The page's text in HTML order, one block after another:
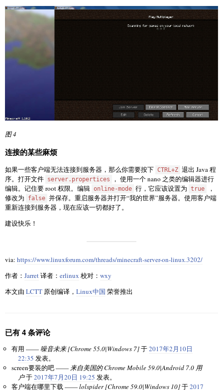
图 4
连接的某些麻烦
如果一些客户端无法连接到服务器，那么你需要按下 CTRL+Z 退出 Java 程
序。打开文件 server.propertices
， 使用一个 nano 之类的编辑器进行
编辑。记住要 root 权限。编辑 online-mode 行，它应该设置为 true
，
修改为
false 并保存。重启服务器并打开“我的世界”服务器。使用客户端
重新连接到服务器，现在应该一切都好了。
建设快乐！
via: https://www.linuxforum.com/threads/minecraft-server-on-linux.3202/
作者： Jarret译者： erlinux 校对： wxy
本文由 LCTT 原创编译， Linux中国 荣誉推出
已有 4 条评论
有用 —— 噪音未来 [Chrome 55.0|Windows 7]于2017年2月10日
22:35 发表。
screen要装的吧 —— 来自美国的 Chrome Mobile 59.0|Android 7.0 用
户于2017年7月20日 19:25 发表。
客户端在哪里下载 ——lolspider [Chrome 59.0|Windows 10]于2017